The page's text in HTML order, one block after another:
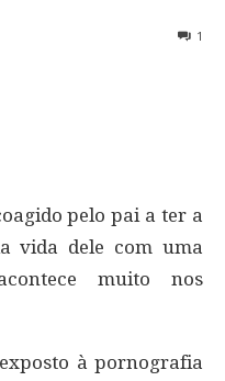
1
pelo pai a ter a
vida dele com uma
muito nos
à pornografia